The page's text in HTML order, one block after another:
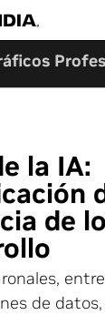
la IA:
de
de